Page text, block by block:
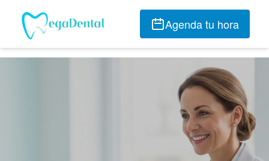
Agenda tu hora